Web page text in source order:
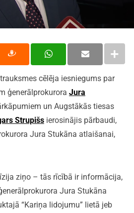
cēlēja iesniegums par
ģenerālprokurora Jura
un Augstākās tiesas
Strupišsierosinājis pārbaudi,
Jura Stukāna atlaišanai,
ziņo – tās rīcībā ir informācija,
Jura Stukāna
“Kariņa lidojumu” lietā jeb